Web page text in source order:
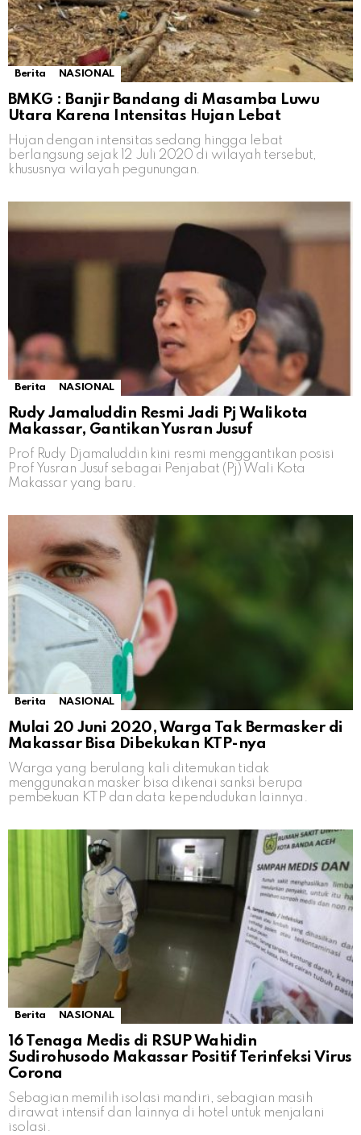
Berita NASIONAL
BMKG : Banjir Bandang di Masamba Luwu
Utara Karena Intensitas Hujan Lebat
Hujan dengan intensitas sedang hingga lebat
berlangsung sejak 12 Juli 2020 di wilayah tersebut,
khususnya wilayah pegunungan.
Berita NASIONAL
Rudy Jamaluddin Resmi Jadi Pj Walikota
Makassar, Gantikan Yusran Jusuf
Prof Rudy Djamaluddin kini resmi menggantikan posisi
Prof Yusran Jusuf sebagai Penjabat (Pj) Wali Kota
Makassar yang baru.
Berita NASIONAL
Mulai 20 Juni 2020, Warga Tak Bermasker di
Makassar Bisa Dibekukan KTP-nya
Warga yang berulang kali ditemukan tidak
menggunakan masker bisa dikenai sanksi berupa
pembekuan KTP dan data kependudukan lainnya.
Berita NASIONAL
16 Tenaga Medis di RSUP Wahidin
Sudirohusodo Makassar Positif Terinfeksi Virus
Corona
Sebagian memilih isolasi mandiri, sebagian masih
dirawat intensif dan lainnya di hotel untuk menjalani
isolasi.